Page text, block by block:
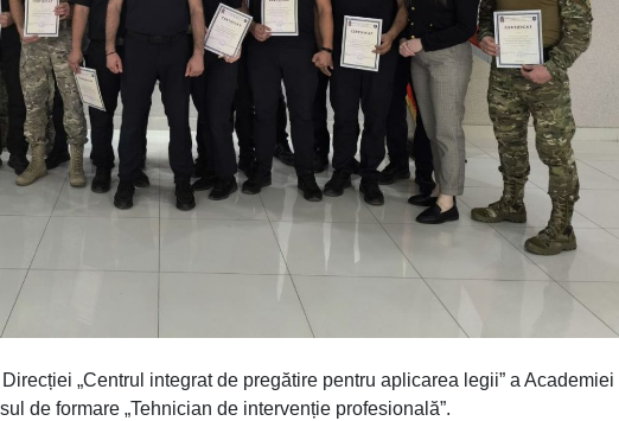
„Centrul integrat de pregătire pentru aplicarea legii” a Academiei
de formare „Tehnician de intervenție profesională”.